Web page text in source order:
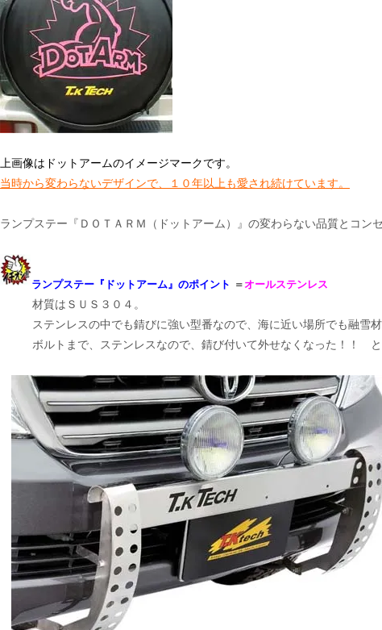
上画像はドットアームのイメージマークです。
当時から変わらないデザインで、１０年以上も愛され続けています。
ランプステー『ＤＯＴＡＲＭ（ドットアーム）』の変わらない品質とコン
ランプステー『ドットアーム』のポイント ＝オールステンレス
材質はＳＵＳ３０４。
ステンレスの中でも錆びに強い型番なので、海に近い場所でも融
ボルトまで、ステンレスなので、錆び付いて外せなくなった！！